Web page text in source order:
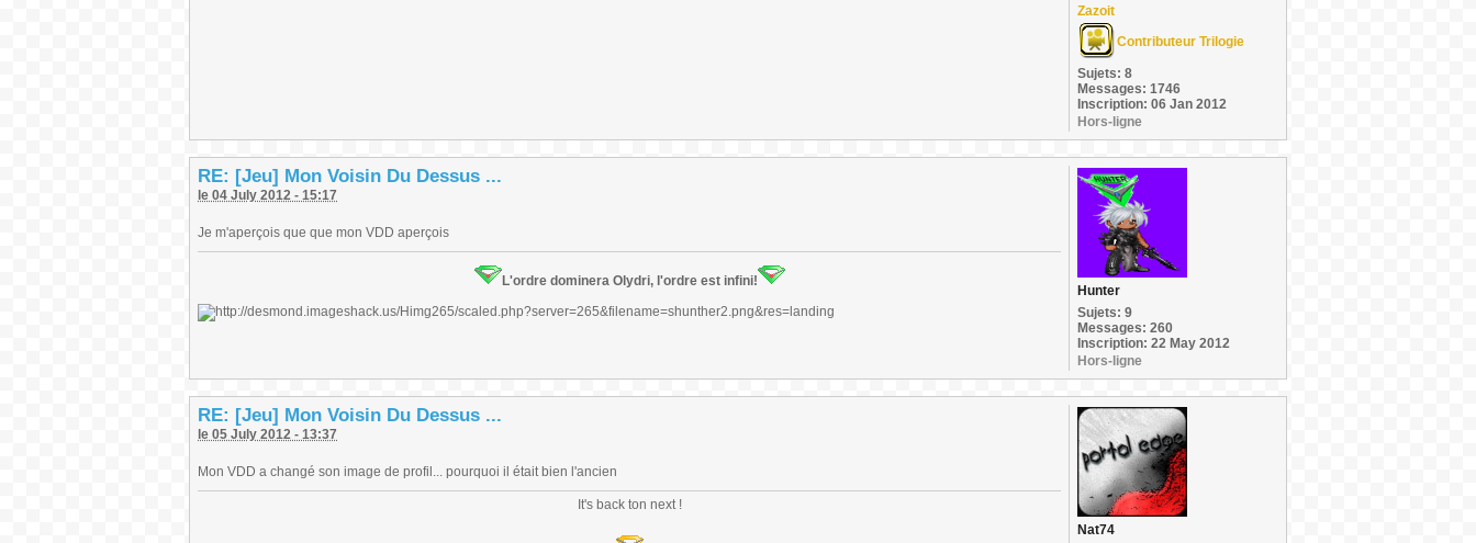
Zazoit
Contributeur Trilogie
Sujets: 8
Messages: 1746
Inscription: 06 Jan 2012
Hors-ligne
RE: [Jeu] Mon Voisin Du Dessus ...
le 04 July 2012 - 15:17
Je m'aperçois que que mon VDD aperçois
L'ordre dominera Olydri, l'ordre est infini!
Hunter
Sujets: 9
Messages: 260
Inscription: 22 May 2012
Hors-ligne
RE: [Jeu] Mon Voisin Du Dessus ...
le 05 July 2012 - 13:37
Mon VDD a changé son image de profil... pourquoi il était bien l'ancien
It's back ton next !
Nat74